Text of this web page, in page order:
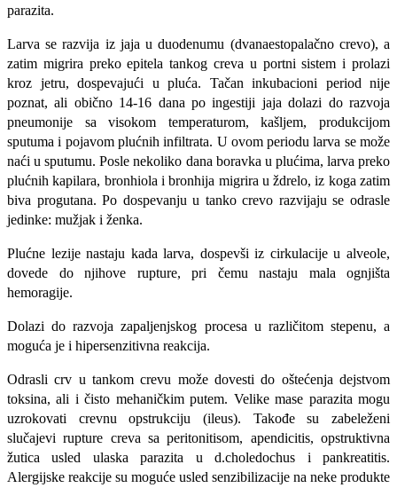
parazita.
Larva se razvija iz jaja u duodenumu (dvanaestopalačno crevo), a
zatim migrira preko epitela tankog creva u portni sistem i prolazi
kroz jetru, dospevajući u pluća. Tačan inkubacioni period nije
poznat, ali obično 14-16 dana po ingestiji jaja dolazi do razvoja
pneumonije sa visokom temperaturom, kašljem, produkcijom
sputuma i pojavom pluć­nih infiltrata. U ovom periodu larva se može
naći u sputumu. Posle nekoliko dana boravka u plućima, larva preko
plućnih kapilara, bronhiola i bronhija migrira u ždrelo, iz koga zatim
biva progutana. Po dospevanju u tanko crevo razvijaju se odrasle
jedinke: mužjak i ženka.
Plućne lezije nastaju kada larva, dospevši iz cirkulacije u alveole,
dovede do njihove rupture, pri čemu nastaju mala ognjišta
hemoragije.
Dolazi do razvoja zapaljenjskog procesa u različitom stepenu, a
moguća je i hipersenzitivna reakcija.
Odrasli crv u tankom crevu može dovesti do oštećenja dejstvom
toksina, ali i čisto mehaničkim putem. Velike mase parazita mogu
uzrokovati crevnu opstrukciju (ileus). Takođe su zabeleženi
slučajevi rupture creva sa peritonitisom, apendicitis, opstruktivna
žutica usled ulaska parazita u d.choledochus i pankreatitis.
Alergijske reakcije su moguće usled senzibilizacije na neke produkte